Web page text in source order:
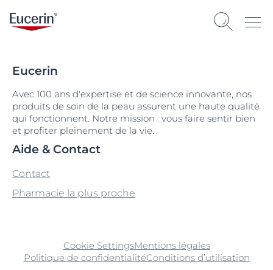
Eucerin
Avec 100 ans d'expertise et de science innovante, nos
produits de soin de la peau assurent une haute qualité
qui fonctionnent. Notre mission : vous faire sentir bien
et profiter pleinement de la vie.
Aide & Contact
Contact
Pharmacie la plus proche
Cookie SettingsMentions légales
Politique de confidentialitéConditions d’utilisation